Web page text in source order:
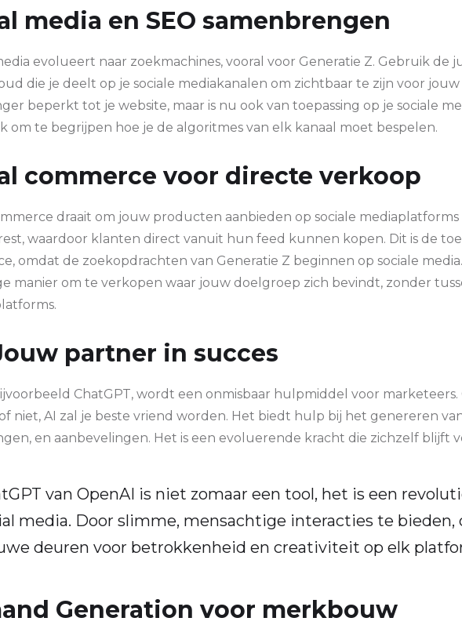
media en SEO samenbrengen
evolueert naar zoekmachines, vooral voor Generatie Z. Gebruik de
die je deelt op je sociale mediakanalen om zichtbaar te zijn voor
beperkt tot je website, maar is nu ook van toepassing op je sociale
om te begrijpen hoe je de algoritmes van elk kanaal moet bespelen.
commerce voor directe verkoop
draait om jouw producten aanbieden op sociale mediaplatforms
waardoor klanten direct vanuit hun feed kunnen kopen. Dit is de
omdat de zoekopdrachten van Generatie Z beginnen op sociale
manier om te verkopen waar jouw doelgroep zich bevindt, zonder
partner in succes
ChatGPT, wordt een onmisbaar hulpmiddel voor
niet, AI zal je beste vriend worden. Het biedt hulp bij het genereren
en aanbevelingen. Het is een evoluerende kracht die zichzelf blijft
van OpenAI is niet zomaar een tool, het is een
media. Door slimme, mensachtige interacties te bieden,
deuren voor betrokkenheid en creativiteit op elk
Generation voor merkbouw